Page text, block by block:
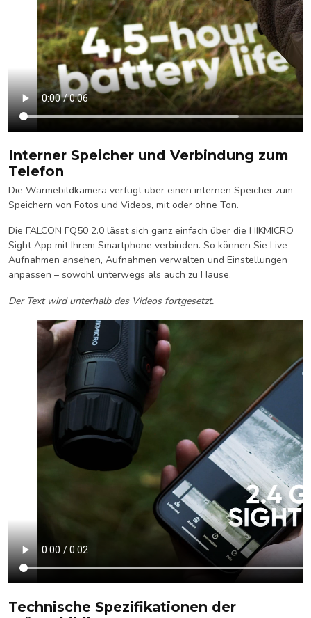
Interner Speicher und Verbindung zum
Telefon
Die Wärmebildkamera verfügt über einen internen Speicher zum
Speichern von Fotos und Videos, mit oder ohne Ton.
Die FALCON FQ50 2.0 lässt sich ganz einfach über die HIKMICRO
Sight App mit Ihrem Smartphone verbinden. So können Sie Live-
Aufnahmen ansehen, Aufnahmen verwalten und Einstellungen
anpassen – sowohl unterwegs als auch zu Hause.
Der Text wird unterhalb des Videos fortgesetzt.
Technische Spezifikationen der